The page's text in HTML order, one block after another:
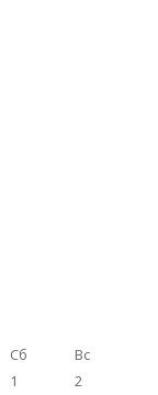
Сб
Вс
1
2